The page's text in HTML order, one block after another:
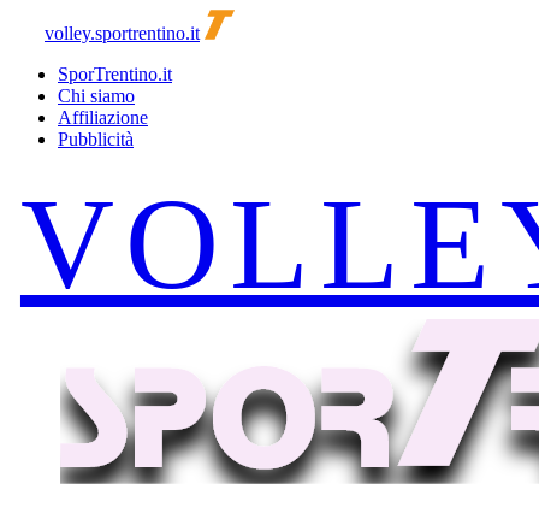
volley.sportrentino.it
SporTrentino.it
Chi siamo
Affiliazione
Pubblicità